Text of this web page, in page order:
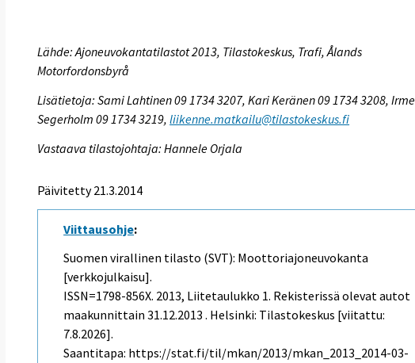
Lähde: Ajoneuvokantatilastot 2013, Tilastokeskus, Trafi, Ålands
Motorfordonsbyrå
Lisätietoja: Sami Lahtinen 09 1734 3207, Kari Keränen 09 1734 3208,
Segerholm 09 1734 3219,liikenne.matkailu@tilastokeskus.fi
Vastaava tilastojohtaja: Hannele Orjala
Päivitetty 21.3.2014
Viittausohje:
Suomen virallinen tilasto (SVT): Moottoriajoneuvokanta
[verkkojulkaisu].
ISSN=1798-856X. 2013, Liitetaulukko 1. Rekisterissä olevat autot
maakunnittain 31.12.2013 . Helsinki: Tilastokeskus [viitattu:
7.8.2026].
Saantitapa: https://stat.fi/til/mkan/2013/mkan_2013_2014-03-